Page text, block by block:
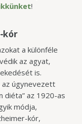
!
kór
a különféle
az agyat,
is.
az úgynevezett
diéta” az 1920-as
módja,
kór,